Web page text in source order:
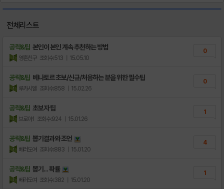
전체리스트
공략&팁 본인이 본인 계속 추천하는 방법
영혼친구 조회수:513 | 15.05.10
0
공략&팁 베나토르 초보/신규/처음하는 분을 위한 필수팁
루카시엘 조회수:858 | 15.02.26
0
공략&팁 초보자 팁
브로아1 조회수:924 | 15.01.26
1
공략&팁 뽑기결과와 조언
베러도여 조회수:883 | 15.01.20
4
공략&팁 뽑기... 확률
베러도여 조회수:382 | 15.01.20
1